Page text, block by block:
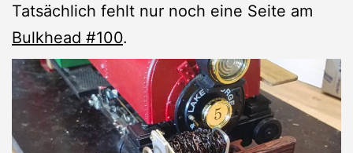
Tatsächlich fehlt nur noch eine Seite am
Bulkhead #100.